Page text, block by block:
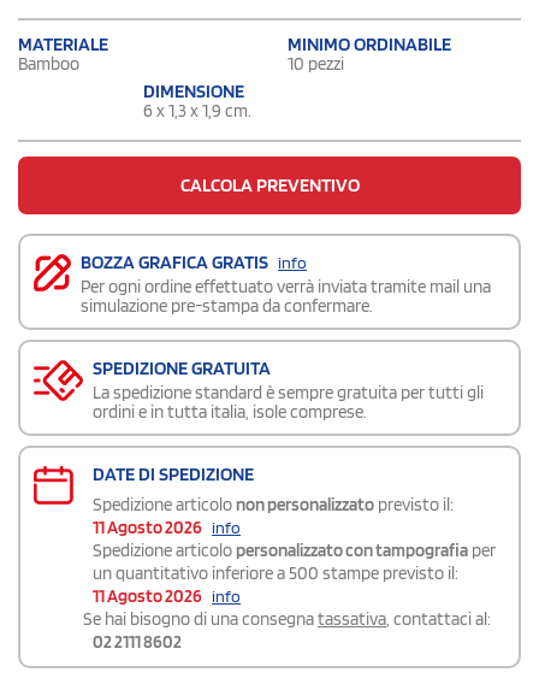
MATERIALE
Bamboo
MINIMO ORDINABILE
10 pezzi
DIMENSIONE
6 x 1,3 x 1,9 cm.
CALCOLA PREVENTIVO
BOZZA GRAFICA GRATIS info
Per ogni ordine effettuato verrà inviata tramite mail una
simulazione pre-stampa da confermare.
SPEDIZIONE GRATUITA
La spedizione standard è sempre gratuita per tutti gli
ordini e in tutta italia, isole comprese.
DATE DI SPEDIZIONE
Spedizione articolo non personalizzato previsto il:
11 Agosto 2026 info
Spedizione articolo personalizzato con tampografia per
un quantitativo inferiore a 500 stampe previsto il:
11 Agosto 2026 info
Se hai bisogno di una consegnatassativa, contattaci al:
02 2111 8602